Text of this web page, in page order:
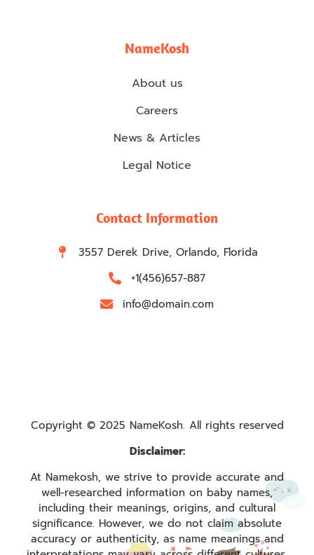
NameKosh
About us
Careers
News & Articles
Legal Notice
Contact Information
3557 Derek Drive, Orlando, Florida
+1(456)657-887
info@domain.com
Copyright © 2025 NameKosh. All rights reserved
Disclaimer:
At Namekosh, we strive to provide accurate and
well-researched information on baby names,
including their meanings, origins, and cultural
significance. However, we do not claim absolute
accuracy or authenticity, as name meanings and